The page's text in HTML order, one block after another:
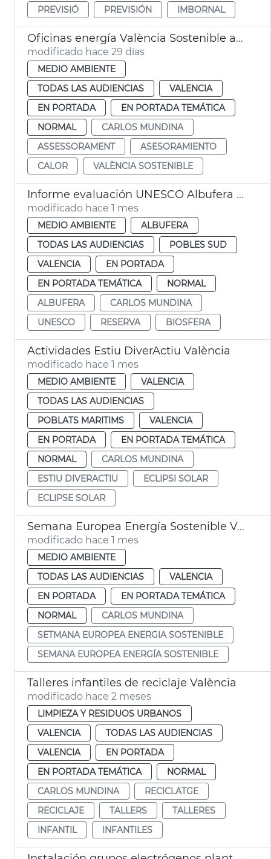
PREVISIÓ PREVISIÓN IMBORNAL
Oficinas energía València Sostenible asesoran en balde aire acondicionado
modificado hace 29 días
MEDIO AMBIENTE
TODAS LAS AUDIENCIAS
VALENCIA
EN PORTADA
EN PORTADA TEMÁTICA
NORMAL
CARLOS MUNDINA
ASSESSORAMENT
ASESORAMIENTO
CALOR
VALÈNCIA SOSTENIBLE
Informe evaluación UNESCO Albufera València reserva biosfera
modificado hace 1 mes
MEDIO AMBIENTE
ALBUFERA
TODAS LAS AUDIENCIAS
POBLES SUD
VALENCIA
EN PORTADA
EN PORTADA TEMÁTICA
NORMAL
ALBUFERA
CARLOS MUNDINA
UNESCO
RESERVA BIOSFERA
Actividades Estiu DiverActiu València
modificado hace 1 mes
MEDIO AMBIENTE
VALENCIA
TODAS LAS AUDIENCIAS
POBLATS MARITIMS
VALENCIA
EN PORTADA
EN PORTADA TEMÁTICA
NORMAL
CARLOS MUNDINA
ESTIU DIVERACTIU
ECLIPSI SOLAR
ECLIPSE SOLAR
Semana Europea Energía Sostenible València
modificado hace 1 mes
MEDIO AMBIENTE
TODAS LAS AUDIENCIAS
VALENCIA
EN PORTADA
EN PORTADA TEMÁTICA
NORMAL
CARLOS MUNDINA
SETMANA EUROPEA ENERGIA SOSTENIBLE
SEMANA EUROPEA ENERGÍA SOSTENIBLE
Talleres infantiles de reciclaje València
modificado hace 2 meses
LIMPIEZA Y RESIDUOS URBANOS
VALENCIA
TODAS LAS AUDIENCIAS
VALENCIA
EN PORTADA
EN PORTADA TEMÁTICA
NORMAL
CARLOS MUNDINA
RECICLATGE
RECICLAJE
TALLERS
TALLERES
INFANTIL
INFANTILES